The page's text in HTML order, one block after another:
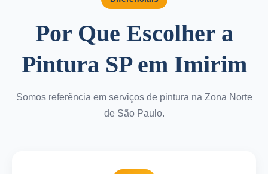
Por Que Escolher a
Pintura SP em Imirim
Somos referência em serviços de pintura na Zona Norte
de São Paulo.